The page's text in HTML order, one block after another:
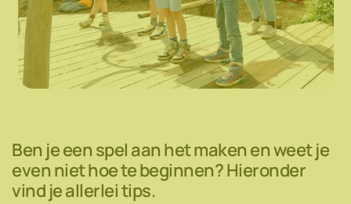
Ben je een spel aan het maken en weet je
even niet hoe te beginnen? Hieronder
vind je allerlei tips.